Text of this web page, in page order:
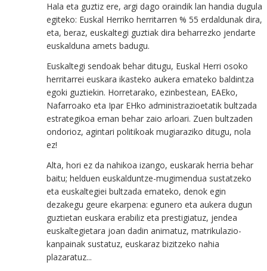
Hala eta guztiz ere, argi dago oraindik lan handia dugula
egiteko: Euskal Herriko herritarren % 55 erdaldunak dira,
eta, beraz, euskaltegi guztiak dira beharrezko jendarte
euskalduna amets badugu.
Euskaltegi sendoak behar ditugu, Euskal Herri osoko
herritarrei euskara ikasteko aukera emateko baldintza
egoki guztiekin. Horretarako, ezinbestean, EAEko,
Nafarroako eta Ipar EHko administrazioetatik bultzada
estrategikoa eman behar zaio arloari. Zuen bultzaden
ondorioz, agintari politikoak mugiaraziko ditugu, nola
ez!
Alta, hori ez da nahikoa izango, euskarak herria behar
baitu; helduen euskalduntze-mugimendua sustatzeko
eta euskaltegiei bultzada emateko, denok egin
dezakegu geure ekarpena: egunero eta aukera dugun
guztietan euskara erabiliz eta prestigiatuz, jendea
euskaltegietara joan dadin animatuz, matrikulazio-
kanpainak sustatuz, euskaraz bizitzeko nahia
plazaratuz...